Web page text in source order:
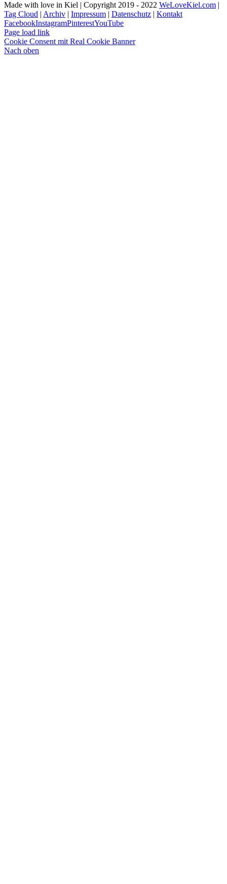
Made with love in Kiel | Copyright 2019 - 2022 WeLoveKiel.com |
Tag Cloud | Archiv | Impressum | Datenschutz | Kontakt
FacebookInstagramPinterestYouTube
Page load link
Cookie Consent mit Real Cookie Banner
Nach oben